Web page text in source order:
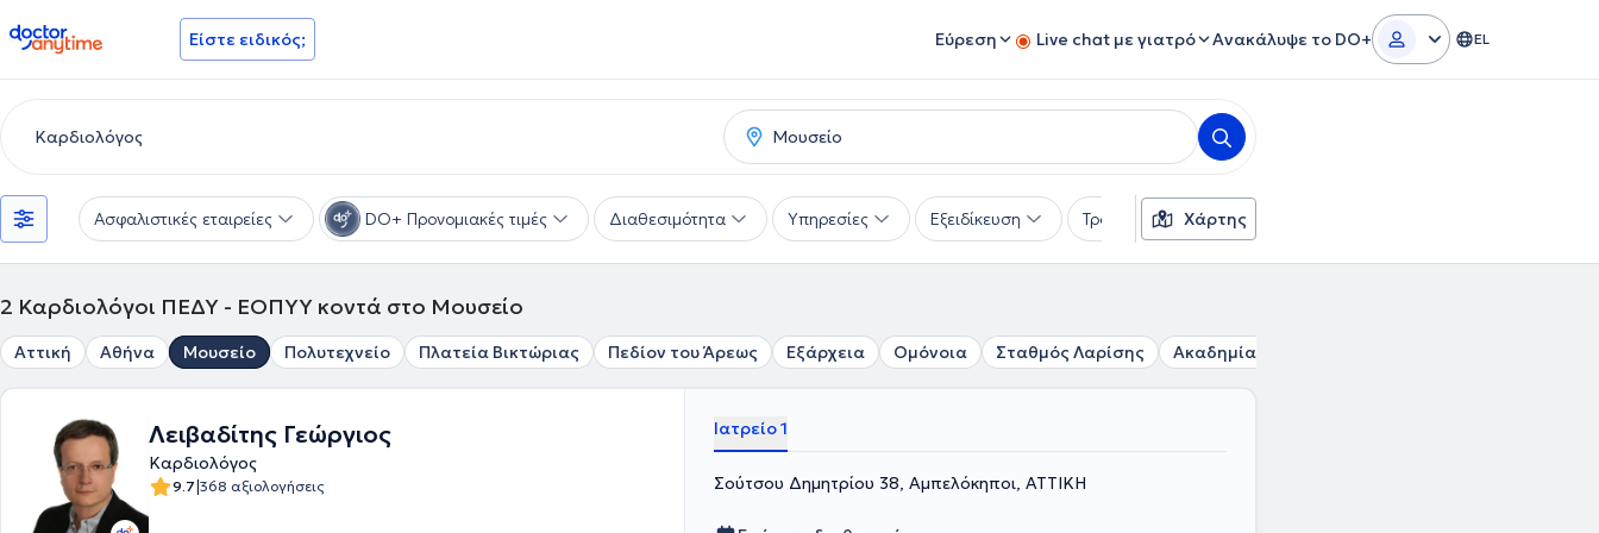
doctoranytime Είστε ειδικός; Εύρεση Live chat με γιατρό Ανακάλυψε το DO+ EL
Ασφαλιστικές εταιρείες DO+ Προνομιακές τιμές Διαθεσιμότητα Υπηρεσίες Εξειδίκευση Τρόποι πληρωμήςΧάρτης
2 Καρδιολόγοι ΠΕΔΥ - ΕΟΠΥΥ κοντά στο Μουσείο
Αττική Αθήνα Μουσείο Πολυτεχνείο Πλατεία Βικτώριας Πεδίον του Άρεως Εξάρχεια Ομόνοια Σταθμός Λαρίσης Ακαδημία
Λειβαδίτης Γεώργιος
Καρδιολόγος
9.7|368 αξιολογήσεις
Ιατρείο 1
Σούτσου Δημητρίου 38, Αμπελόκηποι, ΑΤΤΙΚΗ